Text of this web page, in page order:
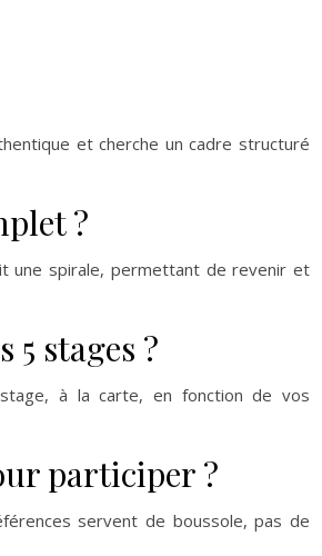
et cherche un cadre structuré
?
une spirale, permettant de revenir et
stages ?
à la carte, en fonction de vos
participer ?
servent de boussole, pas de